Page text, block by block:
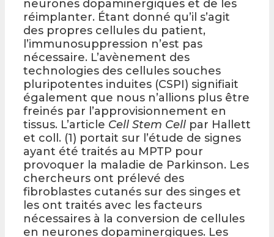
neurones dopaminergiques et de les
réimplanter. Étant donné qu’il s’agit
des propres cellules du patient,
l’immunosuppression n’est pas
nécessaire. L’avènement des
technologies des cellules souches
pluripotentes induites (CSPI) signifiait
également que nous n’allions plus être
freinés par l’approvisionnement en
tissus. L’article Cell Stem Cell par Hallett
et coll. (1) portait sur l’étude de signes
ayant été traités au MPTP pour
provoquer la maladie de Parkinson. Les
chercheurs ont prélevé des
fibroblastes cutanés sur des singes et
les ont traités avec les facteurs
nécessaires à la conversion de cellules
en neurones dopaminergiques. Les